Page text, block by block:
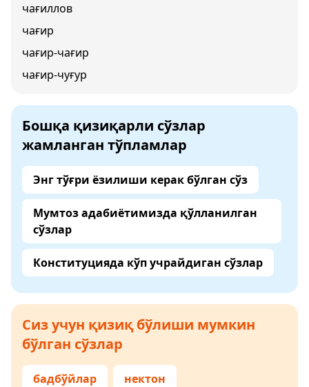
чағиллов
чағир
чағир-чағир
чағир-чуғур
Бошқа қизиқарли сўзлар
жамланган тўпламлар
Энг тўғри ёзилиши керак бўлган сўз
Мумтоз адабиётимизда қўлланилган
сўзлар
Конституцияда кўп учрайдиган сўзлар
Сиз учун қизиқ бўлиши мумкин
бўлган сўзлар
бадбўйлар нектон